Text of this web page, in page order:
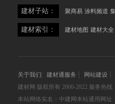
建材子站： 聚商易 涂料频道
建材索引： 建材地图 建材大全
关于我们 建材通服务
网站建设
建材网 版权所有 2000-2022 服务热线
本站网络实名：中建网本站通用网址